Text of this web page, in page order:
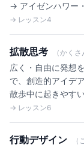
→ アイゼンハワー
→ レッスン4
拡散思考 （かくさ
広く・自由に発想
で、創造的アイデ
散歩中に起きやすい
→ レッスン6
行動デザイン